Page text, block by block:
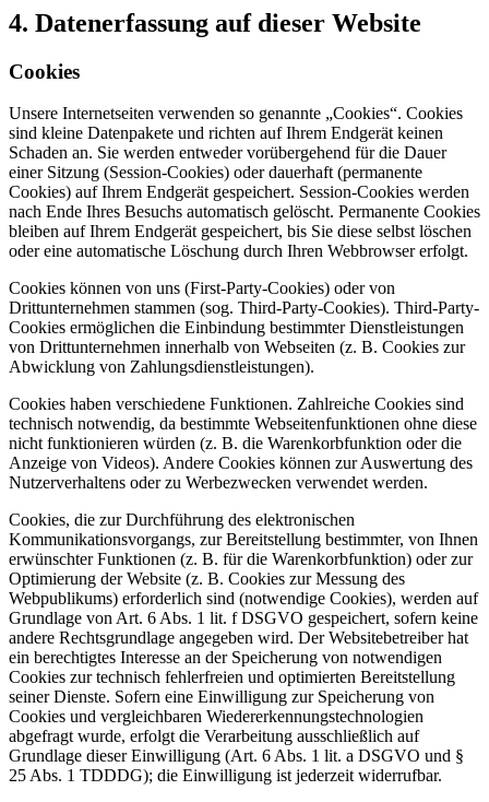
4. Datenerfassung auf dieser Website
Cookies
Unsere Internetseiten verwenden so genannte „Cookies“. Cookies
sind kleine Datenpakete und richten auf Ihrem Endgerät keinen
Schaden an. Sie werden entweder vorübergehend für die Dauer
einer Sitzung (Session-Cookies) oder dauerhaft (permanente
Cookies) auf Ihrem Endgerät gespeichert. Session-Cookies werden
nach Ende Ihres Besuchs automatisch gelöscht. Permanente Cookies
bleiben auf Ihrem Endgerät gespeichert, bis Sie diese selbst löschen
oder eine automatische Löschung durch Ihren Webbrowser erfolgt.
Cookies können von uns (First-Party-Cookies) oder von
Drittunternehmen stammen (sog. Third-Party-Cookies). Third-Party-
Cookies ermöglichen die Einbindung bestimmter Dienstleistungen
von Drittunternehmen innerhalb von Webseiten (z. B. Cookies zur
Abwicklung von Zahlungsdienstleistungen).
Cookies haben verschiedene Funktionen. Zahlreiche Cookies sind
technisch notwendig, da bestimmte Webseitenfunktionen ohne diese
nicht funktionieren würden (z. B. die Warenkorbfunktion oder die
Anzeige von Videos). Andere Cookies können zur Auswertung des
Nutzerverhaltens oder zu Werbezwecken verwendet werden.
Cookies, die zur Durchführung des elektronischen
Kommunikationsvorgangs, zur Bereitstellung bestimmter, von Ihnen
erwünschter Funktionen (z. B. für die Warenkorbfunktion) oder zur
Optimierung der Website (z. B. Cookies zur Messung des
Webpublikums) erforderlich sind (notwendige Cookies), werden auf
Grundlage von Art. 6 Abs. 1 lit. f DSGVO gespeichert, sofern keine
andere Rechtsgrundlage angegeben wird. Der Websitebetreiber hat
ein berechtigtes Interesse an der Speicherung von notwendigen
Cookies zur technisch fehlerfreien und optimierten Bereitstellung
seiner Dienste. Sofern eine Einwilligung zur Speicherung von
Cookies und vergleichbaren Wiedererkennungstechnologien
abgefragt wurde, erfolgt die Verarbeitung ausschließlich auf
Grundlage dieser Einwilligung (Art. 6 Abs. 1 lit. a DSGVO und §
25 Abs. 1 TDDDG); die Einwilligung ist jederzeit widerrufbar.